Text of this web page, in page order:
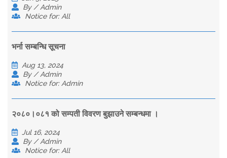
By / Admin
Notice for: All
भर्ना सम्बन्धि सूचना
Aug 13, 2024
By / Admin
Notice for: Admin
२०८०।०८१ को सम्पती विवरण बुझाउने सम्बन्धमा ।
Jul 16, 2024
By / Admin
Notice for: All